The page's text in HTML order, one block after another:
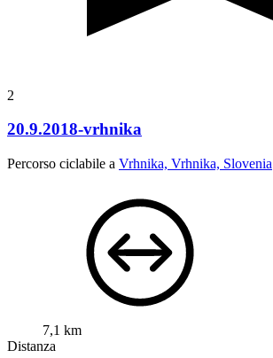
2
20.9.2018-vrhnika
Percorso ciclabile a Vrhnika, Vrhnika, Slovenia
7,1 km
Distanza